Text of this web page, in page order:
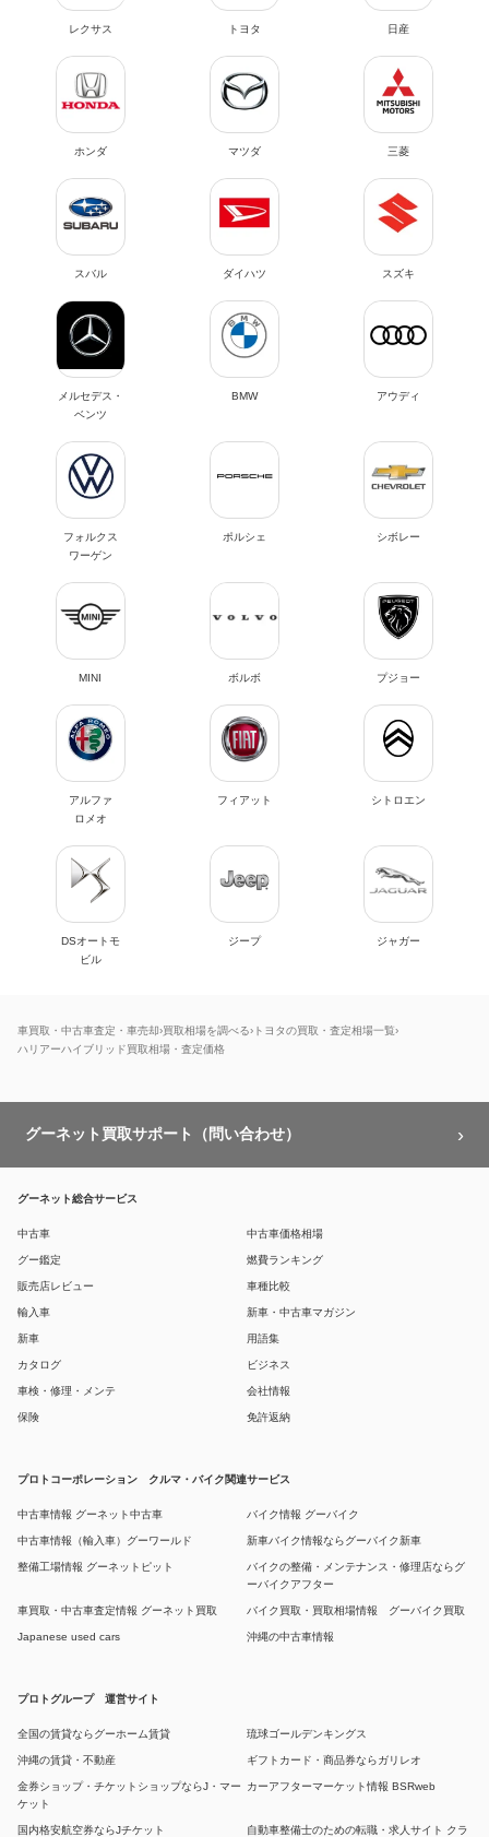
レクサス トヨタ 日産
ホンダ マツダ 三菱
スバル ダイハツ スズキ
メルセデス・
ベンツ
BMW アウディ
フォルクス
ワーゲン
ポルシェ シボレー
MINI ボルボ プジョー
アルファ
ロメオ
フィアット シトロエン
DSオートモ
ビル
ジープ ジャガー
車買取・中古車査定・車売却 買取相場を調べる
トヨタの買取・査定相場一覧
ハリアーハイブリッド買取相場・査定価格
グーネット買取サポート（問い合わせ）
グーネット総合サービス
中古車 中古車価格相場
グー鑑定 燃費ランキング
販売店レビュー 車種比較
輸入車 新車・中古車マガジン
新車 用語集
カタログ ビジネス
車検・修理・メンテ 会社情報
保険 免許返納
プロトコーポレーション クルマ・バイク関連サービス
中古車情報 グーネット中古車 バイク情報 グーバイク
中古車情報（輸入車）グーワールド 新車バイク情報ならグーバイク新車
整備工場情報 グーネットピット
バイクの整備・メンテナンス・修理店ならグ
ーバイクアフター
車買取・中古車査定情報 グーネット買取 バイク買取・買取相場情報 グーバイク買取
Japanese used cars 沖縄の中古車情報
プロトグループ 運営サイト
全国の賃貸ならグーホーム賃貸 琉球ゴールデンキングス
沖縄の賃貸・不動産 ギフトカード・商品券ならガリレオ
金券ショップ・チケットショップならJ・マー
ケット
カーアフターマーケット情報 BSRweb
国内格安航空券ならJチケット 自動車整備士のための転職・求人サイト クラ